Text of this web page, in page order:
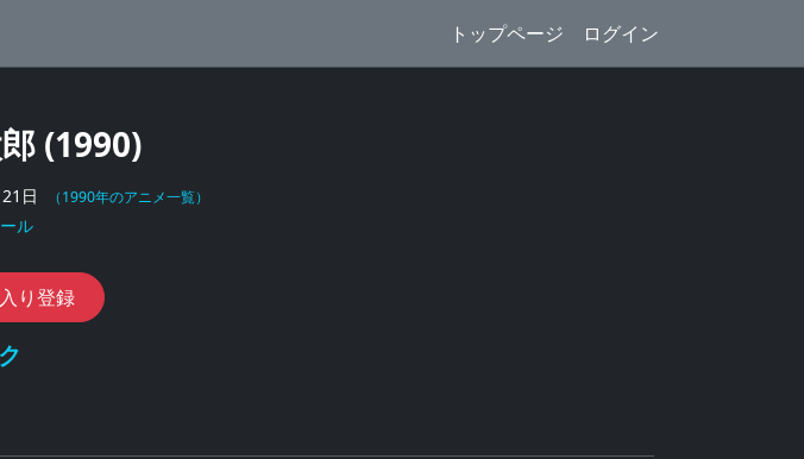
トップページ ログイン
(1990)
日 （1990年のアニメ一覧）
ル
り登録